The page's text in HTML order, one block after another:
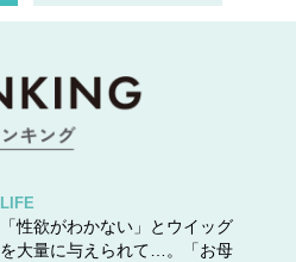
LIFE
「性欲がわかない」とウイッグ
を大量に与えられて…。「お母